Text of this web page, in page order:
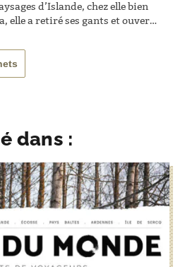
d’Islande, chez elle bien
elle a retiré ses gants et ouvert
gouttes de pluie, du givre et
dans :